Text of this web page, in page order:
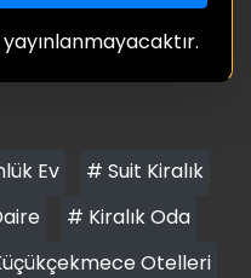
Ev
# Suit Kiralık
# Kiralık Oda
Otelleri